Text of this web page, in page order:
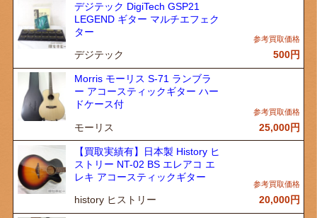
デジテック DigiTech GSP21
LEGEND ギター マルチエフェク
ター
デジテック 500円
Morris モーリス S-71 ランブラ
ー アコースティックギター ハー
ドケース付
モーリス 25,000円
【買取実績有】日本製 History ヒ
ストリー NT-02 BS エレアコ エ
レキ アコースティックギター
history ヒストリー 20,000円